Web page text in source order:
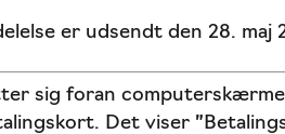
er udsendt den 28. maj
sig foran
Det viser